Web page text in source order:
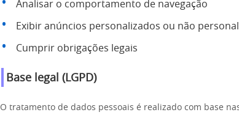
Analisar o comportamento de navegação
Exibir anúncios personalizados ou não
Cumprir obrigações legais
Base legal (LGPD)
O tratamento de dados pessoais é realizado com base